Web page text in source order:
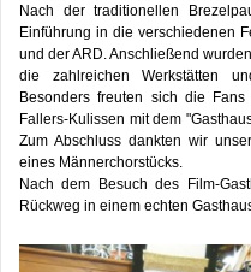
Nach der traditionellen
Einführung in die verschiedenen
und der ARD. Anschließend
die zahlreichen Werkstätten
Besonders freuten sich die
Fallers-Kulissen mit dem
Zum Abschluss dankten wir
eines Männerchorstücks.
Nach dem Besuch des Film-
Rückweg in einem echten